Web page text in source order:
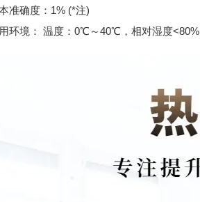
准确度：1% (*注)
环境： 温度：0℃～40℃，相对湿度<80%